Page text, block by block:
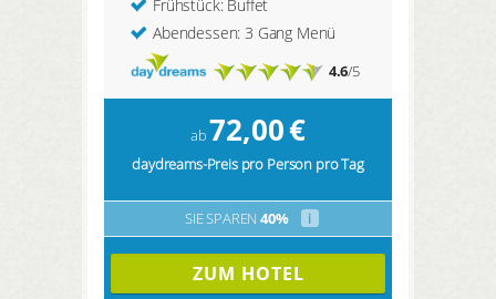
Frühstück: Buffet
Abendessen: 3 Gang Menü
4.6/5
ab72,00€
daydreams-Preis pro Person pro Tag
SIE SPAREN 40% i
ZUM HOTEL